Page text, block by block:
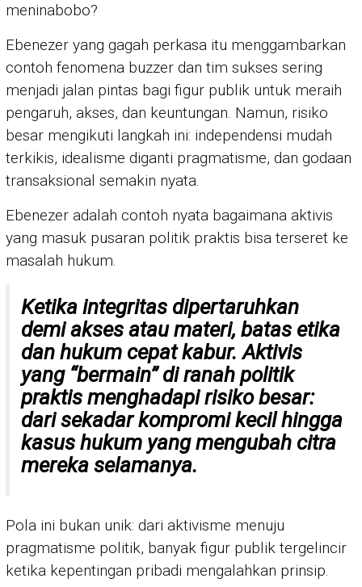
meninabobo?
Ebenezer yang gagah perkasa itu menggambarkan
contoh fenomena buzzer dan tim sukses sering
menjadi jalan pintas bagi figur publik untuk meraih
pengaruh, akses, dan keuntungan. Namun, risiko
besar mengikuti langkah ini: independensi mudah
terkikis, idealisme diganti pragmatisme, dan godaan
transaksional semakin nyata.
Ebenezer adalah contoh nyata bagaimana aktivis
yang masuk pusaran politik praktis bisa terseret ke
masalah hukum.
Ketika integritas dipertaruhkan
demi akses atau materi, batas etika
dan hukum cepat kabur. Aktivis
yang “bermain” di ranah politik
praktis menghadapi risiko besar:
dari sekadar kompromi kecil hingga
kasus hukum yang mengubah citra
mereka selamanya.
Pola ini bukan unik: dari aktivisme menuju
pragmatisme politik, banyak figur publik tergelincir
ketika kepentingan pribadi mengalahkan prinsip.